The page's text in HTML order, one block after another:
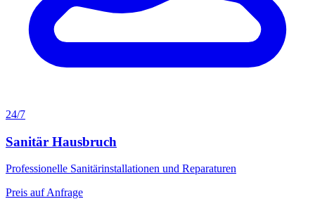
24/7
Sanitär Hausbruch
Professionelle Sanitärinstallationen und Reparaturen
Preis auf Anfrage